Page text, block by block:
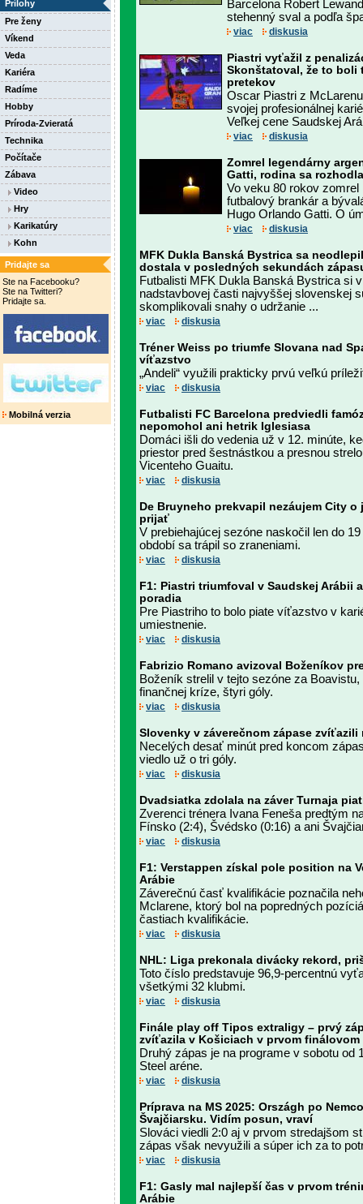
Prílohy
Pre ženy
Víkend
Veda
Kariéra
Radíme
Hobby
Príroda-Zvieratá
Technika
Počítače
Zábava
Video
Hry
Karikatúry
Kohn
Pridajte sa
Ste na Facebooku?
Ste na Twitteri?
Pridajte sa.
Mobilná verzia
Barcelona Robert
stehenný sval a podľa
viac diskusia
Piastri vyťažil z
Skonštatoval, že to boli
pretekov
Oscar Piastri z
svojej profesionálnej
Veľkej cene Saudskej
viac diskusia
Zomrel legendárny
Gatti, rodina sa
Vo veku 80 rokov
futbalový brankár a
Hugo Orlando Gatti. O
viac diskusia
MFK Dukla Banská Bystrica sa
dostala v posledných sekundách
Futbalisti MFK Dukla Banská Bystrica si
nadstavbovej časti najvyššej slovenskej
skomplikovali snahy o udržanie ...
viac diskusia
Tréner Weiss po triumfe Slovana nad
víťazstvo
„Andeli“ využili prakticky prvú veľkú
viac diskusia
Futbalisti FC Barcelona predviedli
nepomohol ani hetrik Iglesiasa
Domáci išli do vedenia už v 12. minúte,
priestor pred šestnástkou a presnou
Vicenteho Guaitu.
viac diskusia
De Bruyneho prekvapil nezáujem City
prijať
V prebiehajúcej sezóne naskočil len do
období sa trápil so zraneniami.
viac diskusia
F1: Piastri triumfoval v Saudskej Arábii
poradia
Pre Piastriho to bolo piate víťazstvo v
umiestnenie.
viac diskusia
Fabrizio Romano avizoval Boženíkov
Boženík strelil v tejto sezóne za
finančnej kríze, štyri góly.
viac diskusia
Slovenky v záverečnom zápase zvíťazili
Necelých desať minút pred koncom
viedlo už o tri góly.
viac diskusia
Dvadsiatka zdolala na záver Turnaja
Zverenci trénera Ivana Feneša predtým
Fínsko (2:4), Švédsko (0:16) a ani
viac diskusia
F1: Verstappen získal pole position na
Arábie
Záverečnú časť kvalifikácie poznačila
Mclarene, ktorý bol na popredných
častiach kvalifikácie.
viac diskusia
NHL: Liga prekonala divácky rekord,
Toto číslo predstavuje 96,9-percentnú
všetkými 32 klubmi.
viac diskusia
Finále play off Tipos extraligy – prvý
zvíťazila v Košiciach v prvom finálovom
Druhý zápas je na programe v sobotu od
Steel aréne.
viac diskusia
Príprava na MS 2025: Országh po
Švajčiarsku. Vidím posun, vraví
Slováci viedli 2:0 aj v prvom stredajšom
zápas však nevyužili a súper ich za to
viac diskusia
F1: Gasly mal najlepší čas v prvom
Arábie